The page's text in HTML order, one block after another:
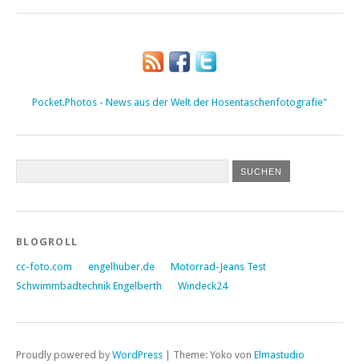
Pocket.Photos - News aus der Welt der Hosentaschenfotografie"
BLOGROLL
cc-foto.com engelhuber.de
Motorrad-Jeans Test
Schwimmbadtechnik Engelberth
Windeck24
Proudly powered by WordPress Theme: Yoko von Elmastudio